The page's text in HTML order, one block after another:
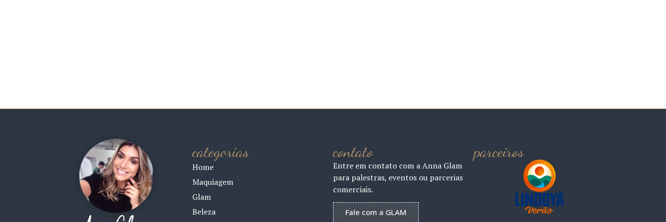
categorias
Home
Maquiagem
Glam
Beleza
contato
Entre em contato com a Anna Glam
para palestras, eventos ou parcerias
comerciais.
Fale com a GLAM
parceiros